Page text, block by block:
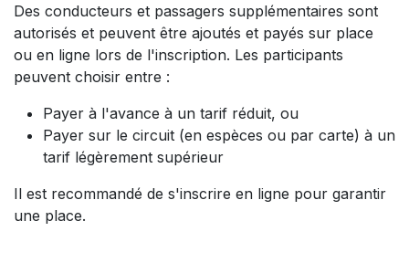
Des conducteurs et passagers supplémentaires sont
autorisés et peuvent être ajoutés et payés sur place
ou en ligne lors de l'inscription. Les participants
peuvent choisir entre :
Payer à l'avance à un tarif réduit, ou
Payer sur le circuit (en espèces ou par carte) à un
tarif légèrement supérieur
Il est recommandé de s'inscrire en ligne pour garantir
une place.